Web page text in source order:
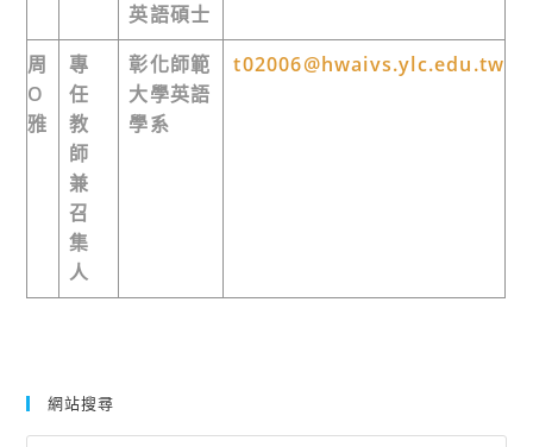
英語碩士
周
O
雅
專
任
教
師
兼
召
集
人
彰化師範
大學英語
學系
t02006@hwaivs.ylc.edu.tw
網站搜尋